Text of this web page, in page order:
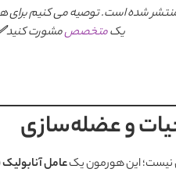
شده است. توصیه می کنیم برای
یکمتخصصمشورت کنید
و عضله‌سازی
این هورمون یکعامل